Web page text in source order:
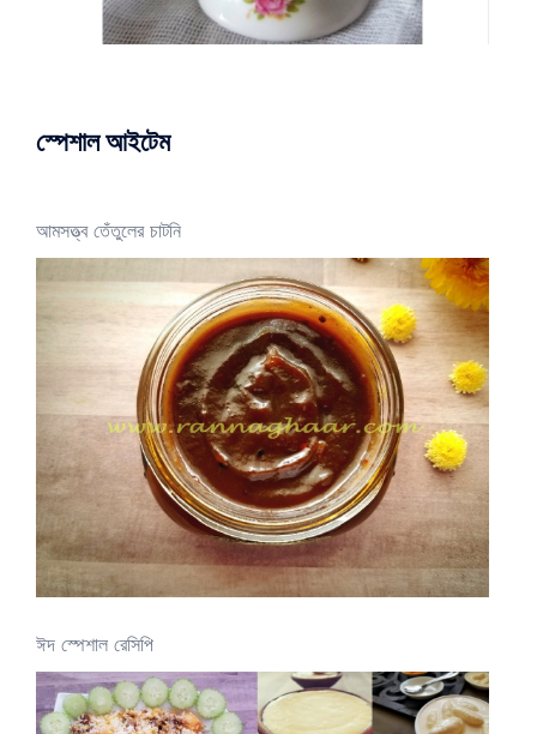
স্পেশাল আইটেম
আমসত্ত্ব তেঁতুলের চাটনি
ঈদ স্পেশাল রেসিপি